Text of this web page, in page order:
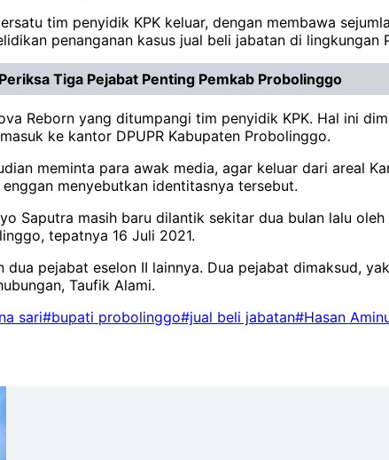
tim penyidik KPK keluar, dengan membawa
penanganan kasus jual beli jabatan di lingkungan
Tiga Pejabat Penting Pemkab Probolinggo
Reborn yang ditumpangi tim penyidik KPK. Hal ini
ke kantor DPUPR Kabupaten Probolinggo.
meminta para awak media, agar keluar dari areal
menyebutkan identitasnya tersebut.
Saputra masih baru dilantik sekitar dua bulan lalu
tepatnya 16 Juli 2021.
pejabat eselon II lainnya. Dua pejabat dimaksud,
Taufik Alami.
sari#bupati probolinggo#jual beli jabatan#Hasan